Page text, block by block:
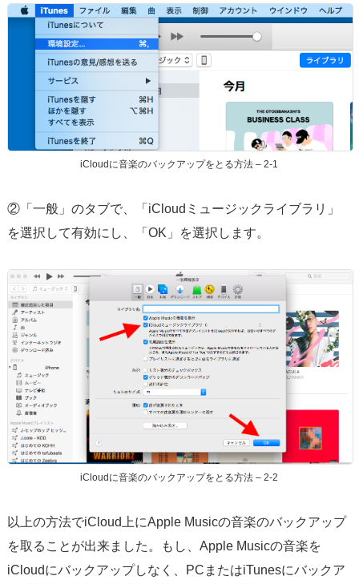
iCloudに音楽のバックアップをとる方法 – 2-1
②「一般」のタブで、「iCloudミュージックライブラリ」
を選択して有効にし、「OK」を選択します。
iCloudに音楽のバックアップをとる方法 – 2-2
以上の方法でiCloud上にApple Musicの音楽のバックアップ
を取ることが出来ました。もし、Apple Musicの音楽を
iCloudにバックアップしなく、PCまたはiTunesにバックア